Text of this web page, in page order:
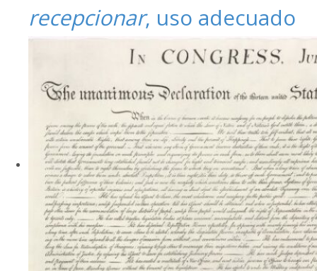
recepcionar, uso adecuado